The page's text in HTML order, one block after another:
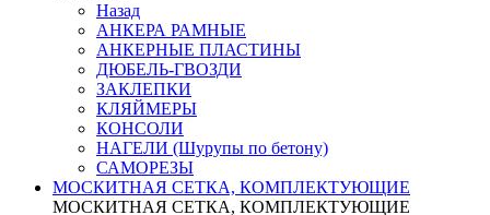
Назад
АНКЕРА РАМНЫЕ
АНКЕРНЫЕ ПЛАСТИНЫ
ДЮБЕЛЬ-ГВОЗДИ
ЗАКЛЕПКИ
КЛЯЙМЕРЫ
КОНСОЛИ
НАГЕЛИ (Шурупы по бетону)
САМОРЕЗЫ
МОСКИТНАЯ СЕТКА, КОМПЛЕКТУЮЩИЕ
МОСКИТНАЯ СЕТКА, КОМПЛЕКТУЮЩИЕ